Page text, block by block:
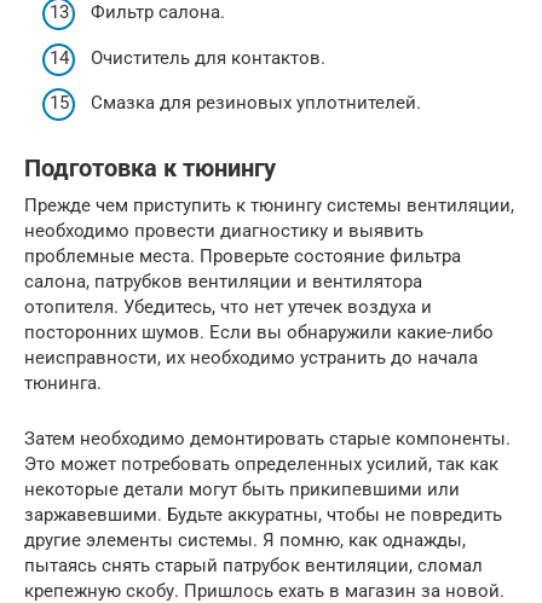
Фильтр салона.
Очиститель для контактов.
Смазка для резиновых уплотнителей.
Подготовка к тюнингу
Прежде чем приступить к тюнингу системы вентиляции,
необходимо провести диагностику и выявить
проблемные места. Проверьте состояние фильтра
салона, патрубков вентиляции и вентилятора
отопителя. Убедитесь, что нет утечек воздуха и
посторонних шумов. Если вы обнаружили какие-либо
неисправности, их необходимо устранить до начала
тюнинга.
Затем необходимо демонтировать старые компоненты.
Это может потребовать определенных усилий, так как
некоторые детали могут быть прикипевшими или
заржавевшими. Будьте аккуратны, чтобы не повредить
другие элементы системы. Я помню, как однажды,
пытаясь снять старый патрубок вентиляции, сломал
крепежную скобу. Пришлось ехать в магазин за новой.